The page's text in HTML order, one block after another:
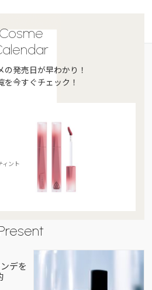
Cosme
の発売日が早わかり！
を今すぐチェック！
ィント
デを